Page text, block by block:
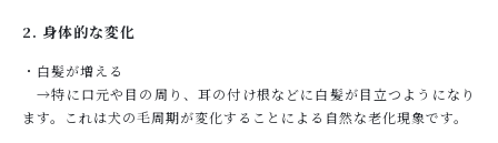
2. 身体的な変化
・白髪が増える
→特に口元や目の周り、耳の付け根などに白髪が目立つようになり
ます。これは犬の毛周期が変化することによる自然な老化現象です。